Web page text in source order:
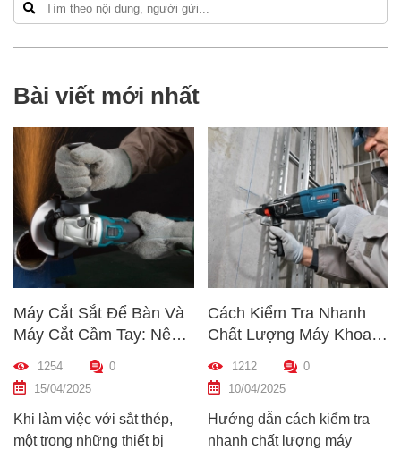
Bài viết mới nhất
Máy Cắt Sắt Để Bàn Và
Máy Cắt Cầm Tay: Nên
Chọn Loại Nào Phù Hợp
Nhất?
1254
0
15/04/2025
Khi làm việc với sắt thép,
một trong những thiết bị
Cách Kiểm Tra Nhanh
Chất Lượng Máy Khoan
Trước Khi Mua – Hướng
Dẫn Chi Tiết Cho Người
Mới
1212
0
10/04/2025
Hướng dẫn cách kiểm tra
nhanh chất lượng máy